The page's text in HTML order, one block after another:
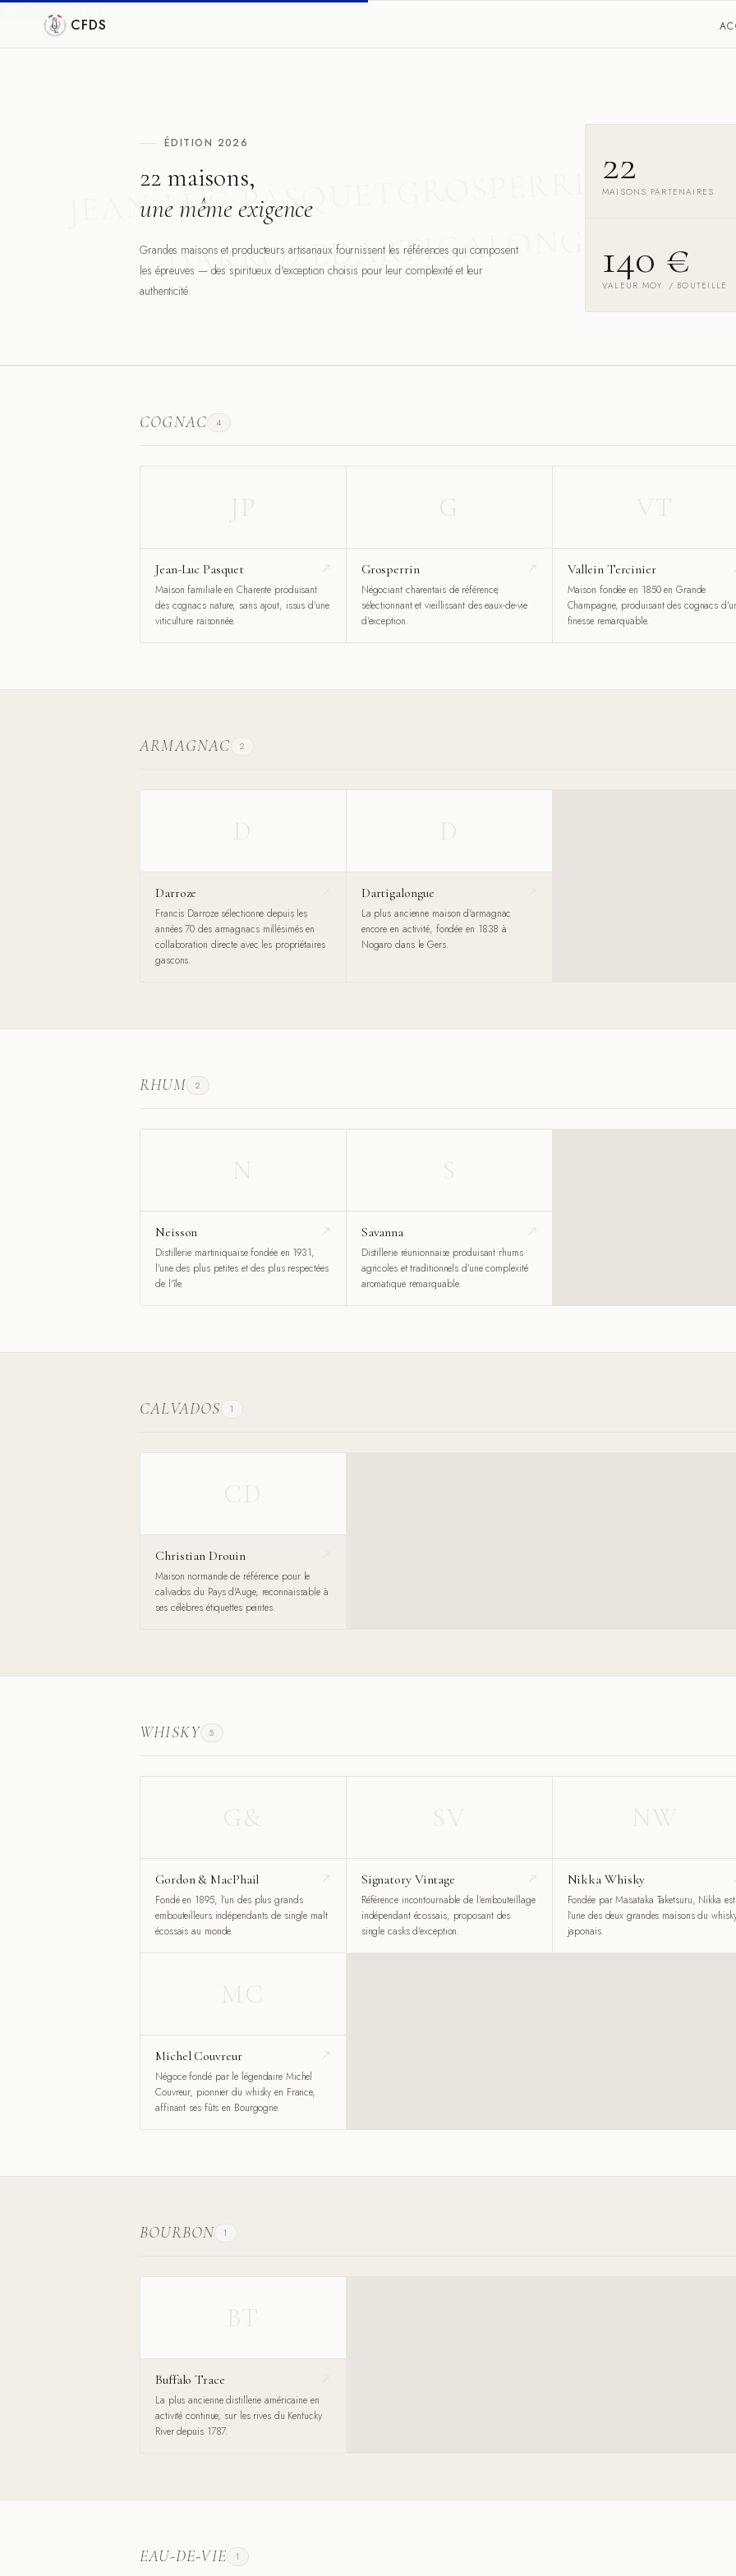
CFDS
Qualifications 2027
JEAN-LUC PASQUET GROSPERRIN
DARROZEDARTIGALONGUE
ÉDITION 2026
22 maisons,
une même exigence
Grandes maisons et producteurs artisanaux fournissent les références qui composent
les épreuves — des spiritueux d'exception choisis pour leur complexité et leur
authenticité.
22
MAISONS PARTENAIRES
140 €
VALEUR MOY. / BOUTEILLE
COGNAC 4
JP
Jean-Luc Pasquet
Maison familiale en Charente produisant
des cognacs nature, sans ajout, issus d'une
viticulture raisonnée.
G
Grosperrin
Négociant charentais de référence,
sélectionnant et vieillissant des eaux-de-vie
d'exception.
VT
Vallein Tercinier
Maison fondée en 1850 en Grande
Champagne, produisant des cognacs
finesse remarquable.
ARMAGNAC 2
D
Darroze
Francis Darroze sélectionne depuis les
années 70 des armagnacs millésimés en
collaboration directe avec les propriétaires
gascons.
D
Dartigalongue
La plus ancienne maison d'armagnac
encore en activité, fondée en 1838 à
Nogaro dans le Gers.
RHUM 2
N
Neisson
Distillerie martiniquaise fondée en 1931,
l'une des plus petites et des plus respectées
de l'île.
S
Savanna
Distillerie réunionnaise produisant rhums
agricoles et traditionnels d'une complexité
aromatique remarquable.
CALVADOS 1
CD
Christian Drouin
Maison normande de référence pour le
calvados du Pays d'Auge, reconnaissable à
ses célèbres étiquettes peintes.
WHISKY 5
G&
Gordon & MacPhail
Fondé en 1895, l'un des plus grands
embouteilleurs indépendants de single malt
écossais au monde.
SV
Signatory Vintage
Référence incontournable de l'embouteillage
indépendant écossais, proposant des
single casks d'exception.
NW
Nikka Whisky
Fondée par Masataka Taketsuru, Nikka est
l'une des deux grandes maisons du
japonais.
MC
Michel Couvreur
Négoce fondé par le légendaire Michel
Couvreur, pionnier du whisky en France,
affinant ses fûts en Bourgogne.
BOURBON 1
BT
Buffalo Trace
La plus ancienne distillerie américaine en
activité continue, sur les rives du Kentucky
River depuis 1787.
EAU-DE-VIE 1